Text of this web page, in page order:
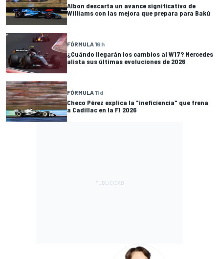
Albon descarta un avance significativo de
Williams con las mejora que prepara para Bakú
FÓRMULA 16 h
¿Cuándo llegarán los cambios al W17? Mercedes
alista sus últimas evoluciones de 2026
FÓRMULA 11 d
Checo Pérez explica la "ineficiencia" que frena
a Cadillac en la F1 2026